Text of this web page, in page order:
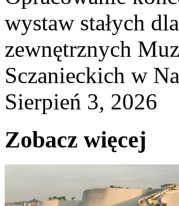
wystaw stałych
zewnętrznych
Sczanieckich w
Sierpień 3, 2026
Zobacz więcej